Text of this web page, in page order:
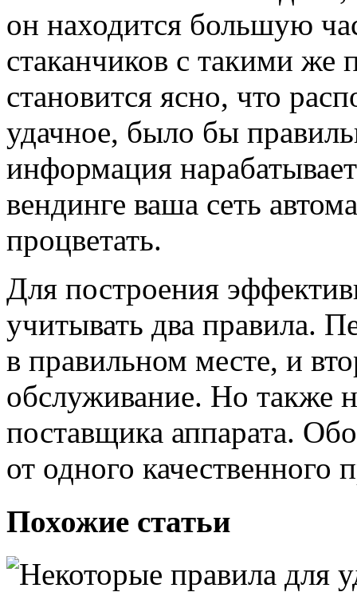
он находится большую
стаканчиков с такими же
становится ясно, что
удачное, было бы
информация
вендинге ваша сеть
процветать.
Для построения
учитывать два правила.
в правильном месте, и
обслуживание. Но также
поставщика аппарата.
от одного качественного
Похожие статьи